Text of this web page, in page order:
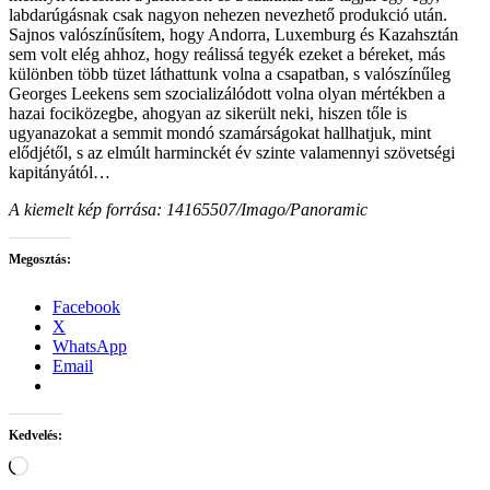
labdarúgásnak csak nagyon nehezen nevezhető produkció után.
Sajnos valószínűsítem, hogy Andorra, Luxemburg és Kazahsztán
sem volt elég ahhoz, hogy reálissá tegyék ezeket a béreket, más
különben több tüzet láthattunk volna a csapatban, s valószínűleg
Georges Leekens sem szocializálódott volna olyan mértékben a
hazai fociközegbe, ahogyan az sikerült neki, hiszen tőle is
ugyanazokat a semmit mondó szamárságokat hallhatjuk, mint
elődjétől, s az elmúlt harminckét év szinte valamennyi szövetségi
kapitányától…
A kiemelt kép forrása: 14165507/Imago/Panoramic
Megosztás:
Facebook
X
WhatsApp
Email
Kedvelés:
Loading…